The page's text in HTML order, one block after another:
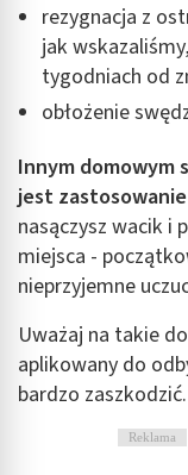
rezygnacja z
jak
tygodniach od
obłożenie
Innym domowym
jest
nasączysz wacik i
miejsca -
nieprzyjemne
Uważaj na takie
aplikowany do
bardzo zaszkodzić.
Reklama